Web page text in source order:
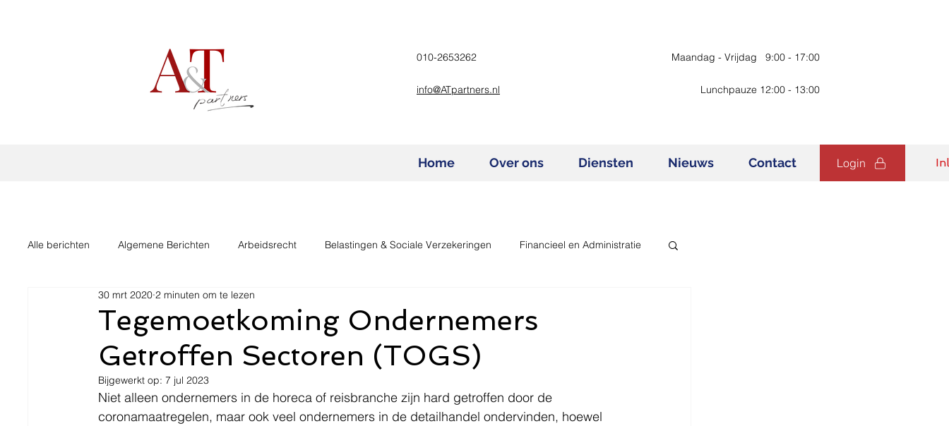
010-2653262 Maandag - Vrijdag 9:00 - 17:00
info@ATpartners.nl Lunchpauze 12:00 - 13:00
Home Over ons Diensten Nieuws Contact Login
Alle berichten Algemene Berichten Arbeidsrecht Belastingen & Sociale Verzekeringen Financieel en Administratie
Omzetbelasting/BTW Steunmaatregelen Corona
Tegemoetkoming Ondernemers
Getroffen Sectoren (TOGS)
30 mrt 2020 2 minuten om te lezen
Bijgewerkt op: 7 jul 2023
Niet alleen ondernemers in de horeca of reisbranche zijn hard getroffen door de
coronamaatregelen, maar ook veel ondernemers in de detailhandel ondervinden, hoewel